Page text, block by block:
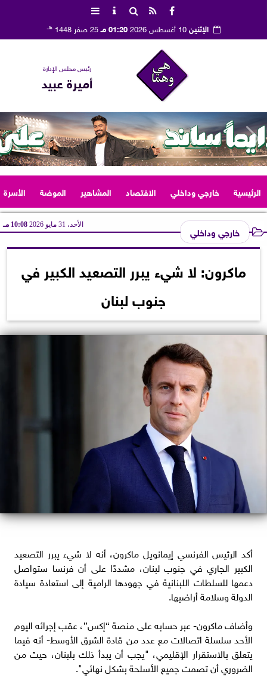
الإثنين10 أغسطس 2026 01:20 مـ 25 صفر 1448 هـ
رئيس مجلس الإدارة
أميرة عبيد
الرئيسية خارجي وداخلي الاقتصاد المشاهير الموضة الأسرة
خارجي وداخلي الأحد، 31 مايو 2026 10:08 مـ
ماكرون: لا شيء يبرر التصعيد الكبير في
جنوب لبنان
أكد الرئيس الفرنسي إيمانويل ماكرون، أنه لا شيء يبرر التصعيد
الكبير الجاري في جنوب لبنان، مشددًا على أن فرنسا ستواصل
دعمها للسلطات اللبنانية في جهودها الرامية إلى استعادة سيادة
الدولة وسلامة أراضيها.
وأضاف ماكرون- عبر حسابه على منصة “إكس”، عقب إجرائه اليوم
الأحد سلسلة اتصالات مع عدد من قادة الشرق الأوسط- أنه فيما
يتعلق بالاستقرار الإقليمي، "يجب أن يبدأ ذلك بلبنان، حيث من
الضروري أن تصمت جميع الأسلحة بشكل نهائي".